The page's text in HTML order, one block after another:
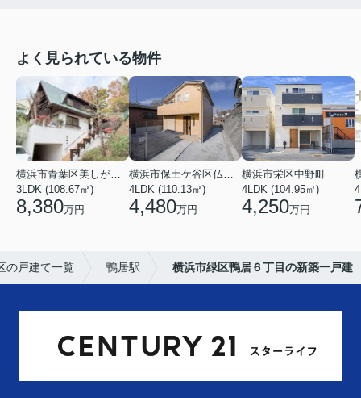
よく見られている物件
3LDK (108.67㎡)
8,380万円
4LDK (110.13㎡)
4,480万円
横浜市栄区中野町
4LDK (104.95㎡)
4,250万円
の戸建て一覧 鴨居駅 横浜市緑区鴨居６丁目の新築一戸建